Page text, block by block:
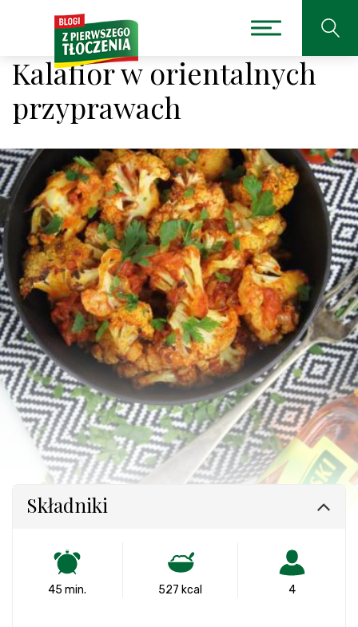
Kalafior w orientalnych
przyprawach
Składniki
45 min. 527 kcal 4